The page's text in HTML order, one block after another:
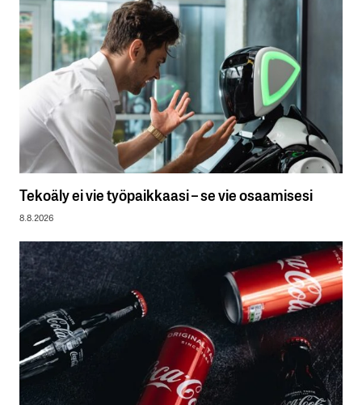
Tekoäly ei vie työpaikkaasi – se vie osaamisesi
8.8.2026